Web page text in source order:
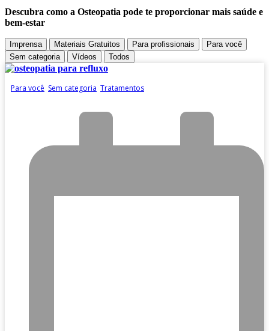
Descubra como a Osteopatia pode te proporcionar mais saúde e
bem-estar
Imprensa Materiais Gratuitos Para profissionais
Para você
Sem categoria
Vídeos Todos
Para você Sem categoria Tratamentos